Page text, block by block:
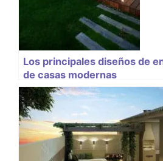
Los principales diseños de
de casas modernas